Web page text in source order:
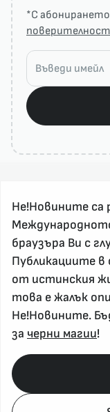
*С
поверителност
За реклама и
Контакт
За нас
Напиши
Абонирай се
Не!Новините са
браузъра Ви с
Публикациите в
от истинския
това е жалък
Не!Новините.
за черни магии!